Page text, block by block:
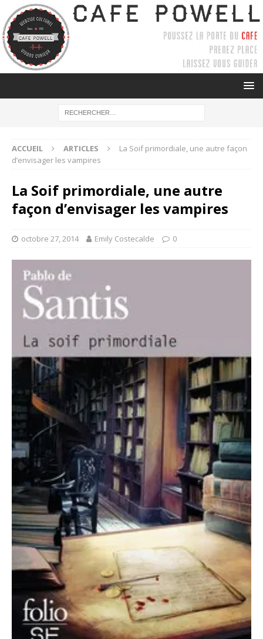
ACCUEIL ARTICLES
La Soif primordiale, une autre façon
d’envisager les vampires
La Soif primordiale, une autre
façon d’envisager les vampires
octobre 27, 2014 Emily Costecalde 0